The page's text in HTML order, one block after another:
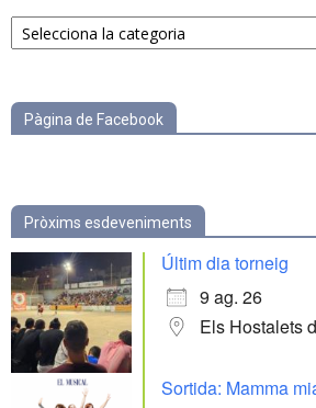
Notícies
per
Pàgina de Facebook
Pròxims esdeveniments
Últim dia torneig
9 ag. 26
Els Hostalets
Sortida: Mamma